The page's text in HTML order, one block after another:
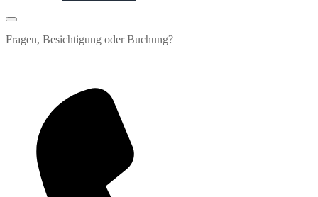
Fragen, Besichtigung oder Buchung?